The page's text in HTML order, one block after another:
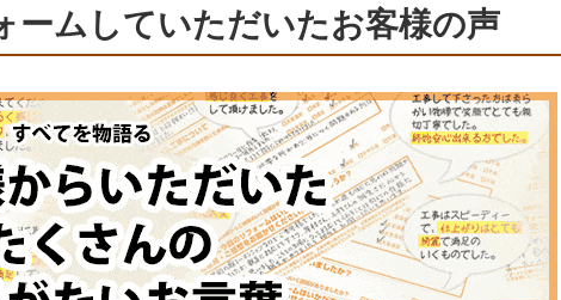
ームしていただいたお客様の声